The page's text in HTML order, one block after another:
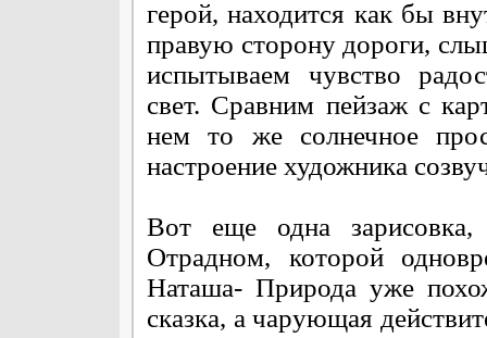
герой, находится как бы
правую сторону дороги,
испытываем чувство
свет. Сравним пейзаж с
нем то же солнечное
настроение художника
Вот еще одна
Отрадном, которой
Наташа- Природа уже
сказка, а чарующая